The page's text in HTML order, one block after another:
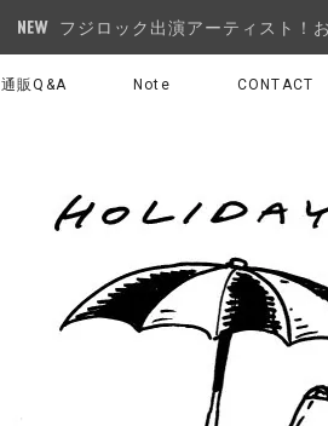
フジロック出演アーティスト！
通販Q&A Note CONTACT